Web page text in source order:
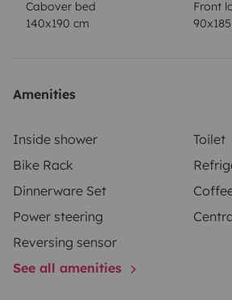
pneumatiques pour un confort de
arrivées se font uniquement les
Cabover bed
140x190 cm
Front
Amenities
Inside shower
Toilet
Bike Rack
Dinnerware Set
Power steering
Reversing sensor
See all amenities